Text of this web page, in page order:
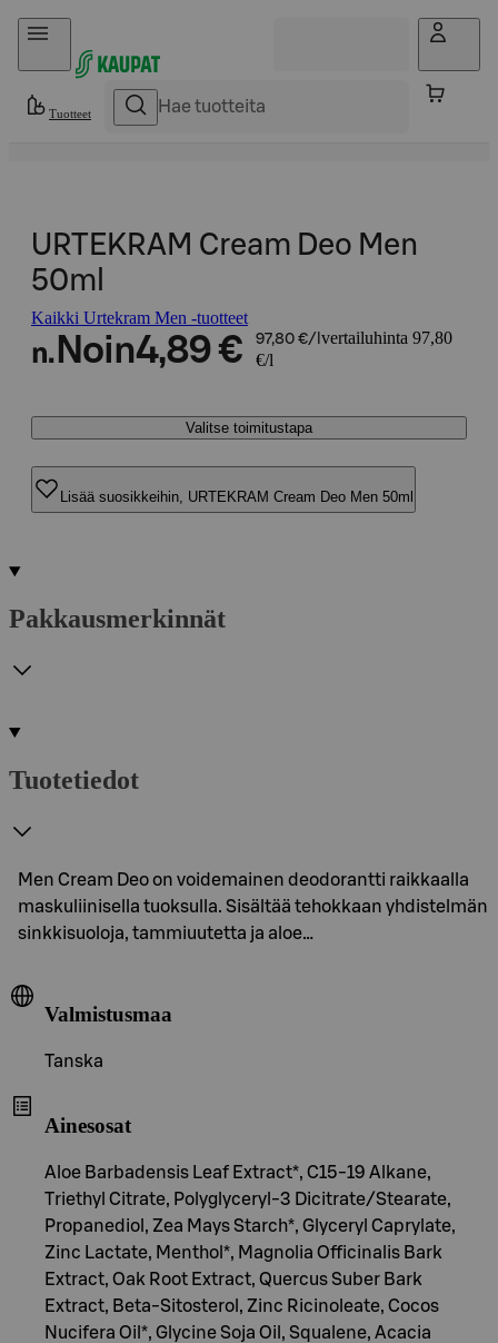
Hyppää sisältöön
Tuotteet
URTEKRAM Cream Deo Men
50ml
Kaikki Urtekram Men -tuotteet
n. Noin4,89 € 97,80 €/l vertailuhinta 97,80
€/l
Valitse toimitustapa
Lisää suosikkeihin, URTEKRAM Cream Deo Men 50ml
Pakkausmerkinnät
Tuotetiedot
Men Cream Deo on voidemainen deodorantti raikkaalla
maskuliinisella tuoksulla. Sisältää tehokkaan yhdistelmän
sinkkisuoloja, tammiuutetta ja aloe…
Valmistusmaa
Tanska
Ainesosat
Aloe Barbadensis Leaf Extract*, C15-19 Alkane,
Triethyl Citrate, Polyglyceryl-3 Dicitrate/Stearate,
Propanediol, Zea Mays Starch*, Glyceryl Caprylate,
Zinc Lactate, Menthol*, Magnolia Officinalis Bark
Extract, Oak Root Extract, Quercus Suber Bark
Extract, Beta-Sitosterol, Zinc Ricinoleate, Cocos
Nucifera Oil*, Glycine Soja Oil, Squalene, Acacia